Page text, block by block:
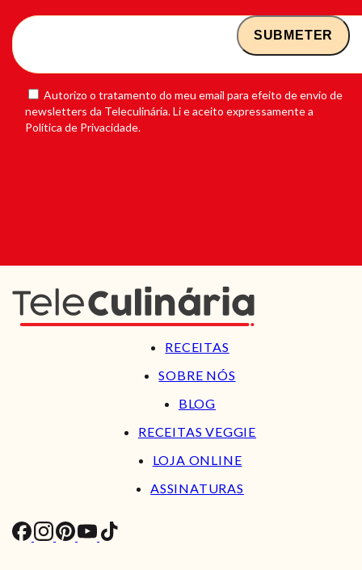
Autorizo o tratamento do meu email para efeito de envio de
newsletters da Teleculinária. Li e aceito expressamente a
Política de Privacidade.
RECEITAS
SOBRE NÓS
BLOG
RECEITAS VEGGIE
LOJA ONLINE
ASSINATURAS